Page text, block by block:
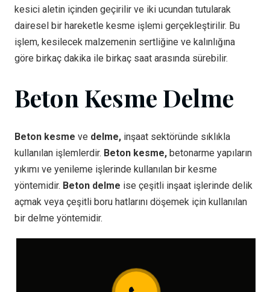
kesici aletin içinden geçirilir ve iki ucundan tutularak
dairesel bir hareketle kesme işlemi gerçekleştirilir. Bu
işlem, kesilecek malzemenin sertliğine ve kalınlığına
göre birkaç dakika ile birkaç saat arasında sürebilir.
Beton Kesme Delme
Beton kesme ve delme, inşaat sektöründe sıklıkla
kullanılan işlemlerdir. Beton kesme, betonarme yapıların
yıkımı ve yenileme işlerinde kullanılan bir kesme
yöntemidir. Beton delme ise çeşitli inşaat işlerinde delik
açmak veya çeşitli boru hatlarını döşemek için kullanılan
bir delme yöntemidir.